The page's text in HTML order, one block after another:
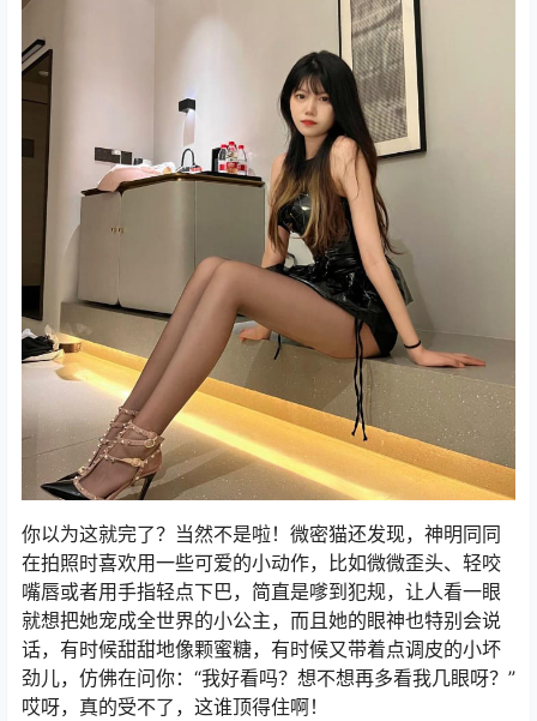
你以为这就完了？当然不是啦！微密猫还发现，神明同同
在拍照时喜欢用一些可爱的小动作，比如微微歪头、轻咬
嘴唇或者用手指轻点下巴，简直是嗲到犯规，让人看一眼
就想把她宠成全世界的小公主，而且她的眼神也特别会说
话，有时候甜甜地像颗蜜糖，有时候又带着点调皮的小坏
劲儿，仿佛在问你：“我好看吗？想不想再多看我几眼呀？”
哎呀，真的受不了，这谁顶得住啊！